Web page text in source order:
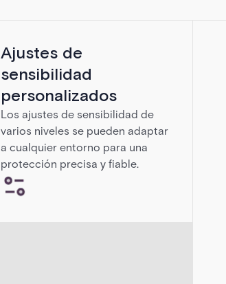
Ajustes de
sensibilidad
personalizados
Los ajustes de sensibilidad de
varios niveles se pueden adaptar
a cualquier entorno para una
protección precisa y fiable.